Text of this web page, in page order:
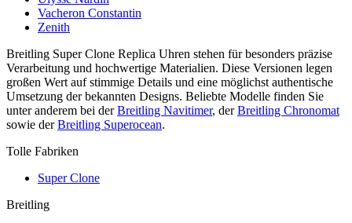
Vacheron Constantin
Zenith
Breitling Super Clone Replica Uhren stehen für besonders präzise
Verarbeitung und hochwertige Materialien. Diese Versionen legen
großen Wert auf stimmige Details und eine möglichst authentische
Umsetzung der bekannten Designs. Beliebte Modelle finden Sie
unter anderem bei derBreitling Navitimer, derBreitling Chronomat
sowie derBreitling Superocean.
Tolle Fabriken
Super Clone
Breitling